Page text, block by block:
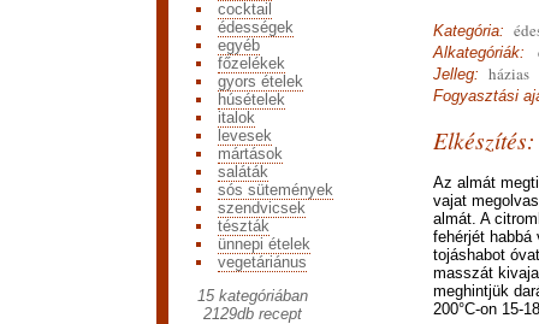
cocktail
édességek
egyéb
főzelékek
gyors ételek
húsételek
italok
levesek
mártások
saláták
sós sütemények
szendvicsek
tészták
ünnepi ételek
vegetáriánus
15 kategóriában
2129db recept
Kategória:
Alkategóriák:
Jelleg: házias
Fogyasztási
Elkészítés:
Az almát
vajat
almát. A
fehérjét habbá
tojáshabot
masszát
meghintjük
200°C-on 15-